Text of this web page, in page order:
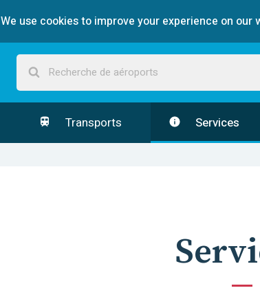
We use cookies to improve your experience on our
Transports Services